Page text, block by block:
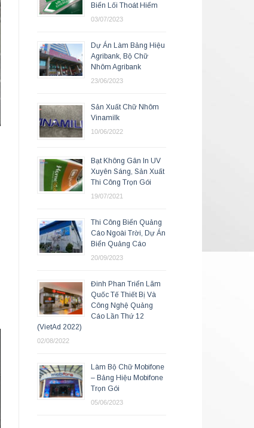
Biển Lối Thoát Hiểm
03/07/2023
Dự Án Làm Bảng Hiệu
Agribank, Bộ Chữ
Nhôm Agribank
23/06/2023
Sản Xuất Chữ Nhôm
Vinamilk
10/06/2022
Bạt Không Gân In UV
Xuyên Sáng, Sản Xuất
Thi Công Trọn Gói
19/07/2021
Thi Công Biển Quảng
Cáo Ngoài Trời, Dự Án
Biển Quảng Cáo
20/09/2023
Đinh Phan Triển Lãm
Quốc Tế Thiết Bị Và
Công Nghệ Quảng
Cáo Lần Thứ 12
(VietAd 2022)
02/08/2022
Làm Bộ Chữ Mobifone
– Bảng Hiệu Mobifone
Trọn Gói
05/06/2023